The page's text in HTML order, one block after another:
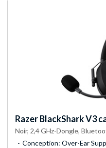
RazerBlackShark V3
Noir, 2,4 GHz-Dongle,
Conception: Over-Ear